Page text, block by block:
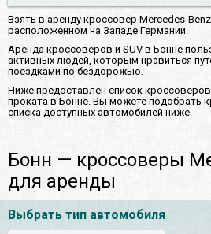
Взять в аренду кроссовер Mercedes-
расположенном на Западе Германии.
Аренда кроссоверов и SUV в Бонне
активных людей, которым нравиться
поездками по бездорожью.
Ниже предоставлен список
проката в Бонне. Вы можете подобрать
списка доступных автомобилей ниже.
Бонн — кроссоверы
для аренды
Выбрать тип автомобиля